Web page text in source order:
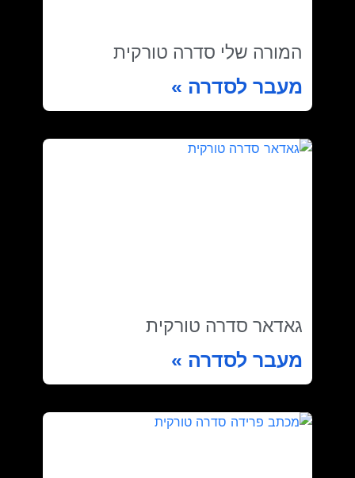
המורה שלי סדרה טורקית
מעבר לסדרה »
גאדאר סדרה טורקית
מעבר לסדרה »